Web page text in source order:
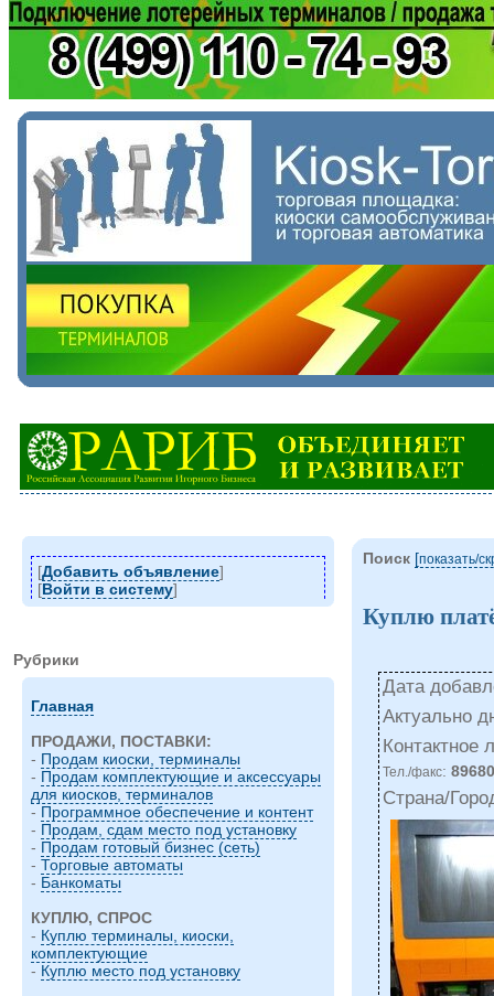
[Добавить объявление]
[Войти в систему]
Рубрики
Главная
ПРОДАЖИ, ПОСТАВКИ:
- Продам киоски, терминалы
- Продам комплектующие и аксессуары
для киосков, терминалов
- Программное обеспечение и контент
- Продам, сдам место под установку
- Продам готовый бизнес (сеть)
- Торговые автоматы
- Банкоматы
КУПЛЮ, СПРОС
- Куплю терминалы, киоски,
комплектующие
- Куплю место под установку
Поиск [показать/
Куплю
Дата
Актуально
Контактное
Тел./факс:
Страна/